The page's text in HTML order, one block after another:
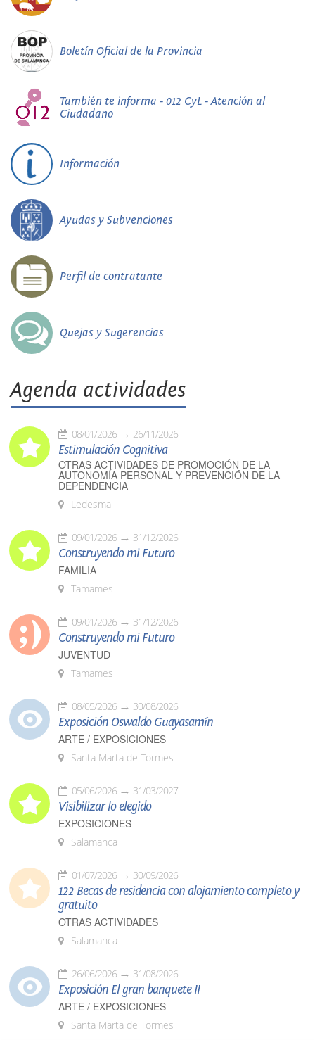
Boletín Oficial de la Provincia
También te informa - 012 CyL - Atención al
Ciudadano
Información
Ayudas y Subvenciones
Perfil de contratante
Quejas y Sugerencias
Agenda actividades
08/01/2026 26/11/2026
Estimulación Cognitiva
OTRAS ACTIVIDADES DE PROMOCIÓN DE LA
AUTONOMÍA PERSONAL Y PREVENCIÓN DE LA
DEPENDENCIA
Ledesma
09/01/2026 31/12/2026
Construyendo mi Futuro
FAMILIA
Tamames
09/01/2026 31/12/2026
Construyendo mi Futuro
JUVENTUD
Tamames
08/05/2026 30/08/2026
Exposición Oswaldo Guayasamín
ARTE / EXPOSICIONES
Santa Marta de Tormes
05/06/2026 31/03/2027
Visibilizar lo elegido
EXPOSICIONES
Salamanca
01/07/2026 30/09/2026
122 Becas de residencia con alojamiento completo y
gratuito
OTRAS ACTIVIDADES
Salamanca
26/06/2026 31/08/2026
Exposición El gran banquete II
ARTE / EXPOSICIONES
Santa Marta de Tormes